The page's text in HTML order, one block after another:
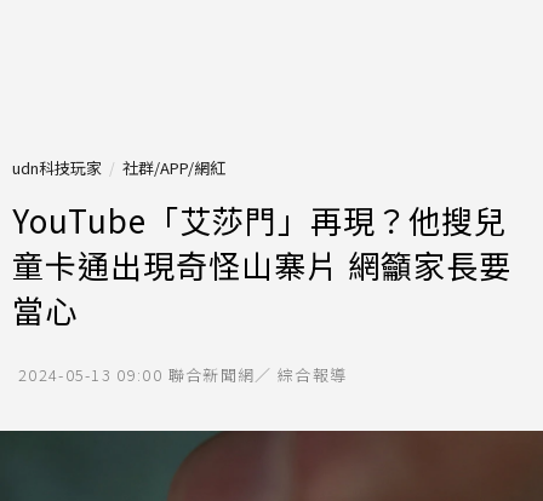
udn科技玩家 社群/APP/網紅
YouTube「艾莎門」再現？他搜兒
童卡通出現奇怪山寨片 網籲家長要
當心
2024-05-13 09:00 聯合新聞網／ 綜合報導